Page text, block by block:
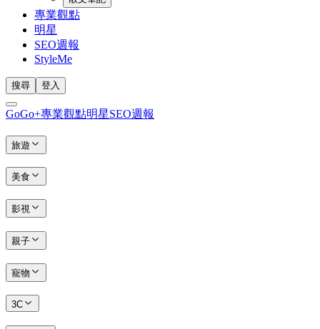
專業觀點
明星
SEO週報
StyleMe
搜尋 登入
GoGo+專業觀點明星SEO週報
旅遊
美食
影視
親子
寵物
3C